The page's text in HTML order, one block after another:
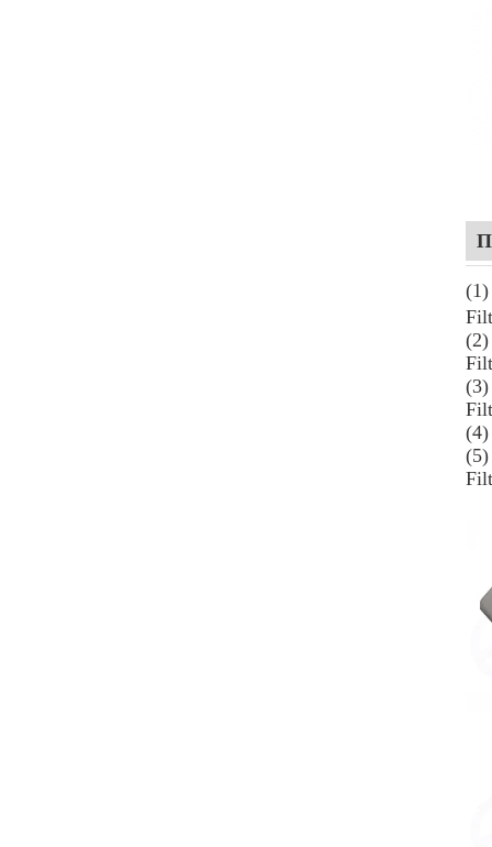
(1)
(3)
(4)
(5)